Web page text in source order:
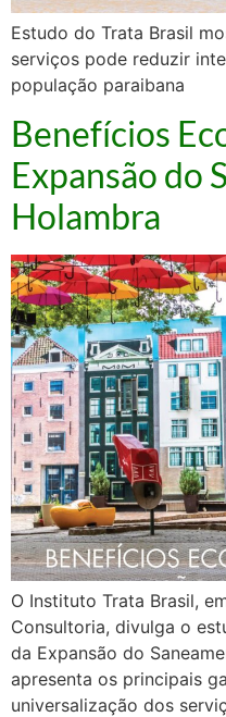
Estudo do Trata Brasil
serviços pode reduzir
população paraibana
Benefícios
Expansão do
Holambra
O Instituto Trata Brasil,
Consultoria, divulga o
da Expansão do
apresenta os principais
universalização dos